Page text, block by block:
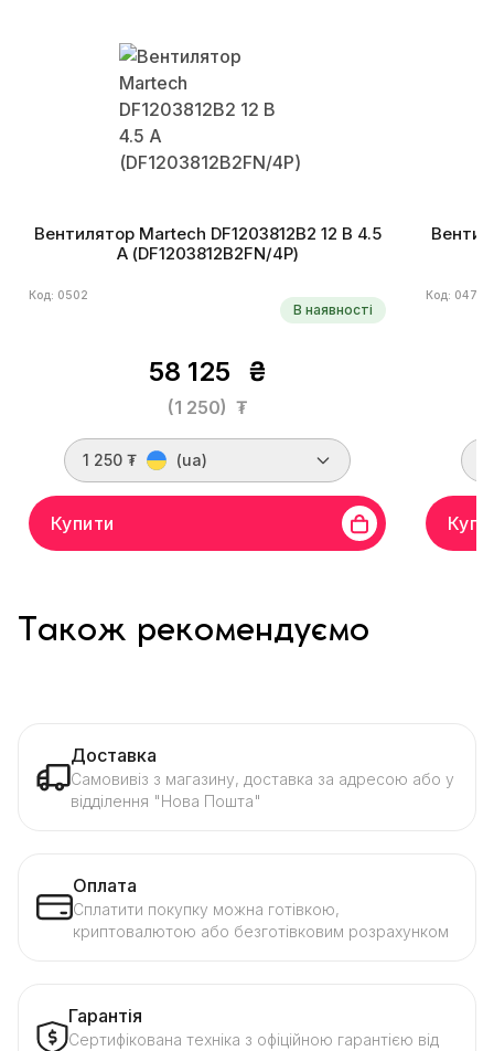
Вентилятор Martech DF1203812B2 12 В 4.5
А (DF1203812B2FN/4P)
Код: 0502
В наявності
58 125 ₴
(1 250) ₮
1 250 ₮ (ua)
Купити
Код: 0470
Також рекомендуємо
Доставка
Самовивіз з магазину, доставка за адресою або у
відділення "Нова Пошта"
Оплата
Сплатити покупку можна готівкою,
криптовалютою або безготівковим розрахунком
Гарантія
Сертифікована техніка з офіційною гарантією від